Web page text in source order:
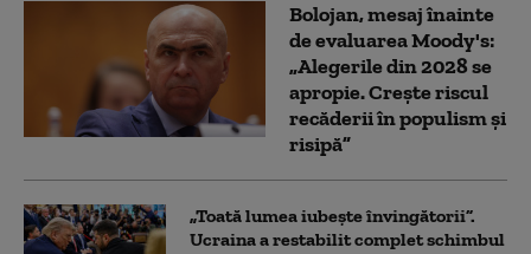
Bolojan, mesaj înainte
de evaluarea Moody's:
„Alegerile din 2028 se
apropie. Crește riscul
recăderii în populism și
risipă”
„Toată lumea iubește învingătorii”.
Ucraina a restabilit complet schimbul